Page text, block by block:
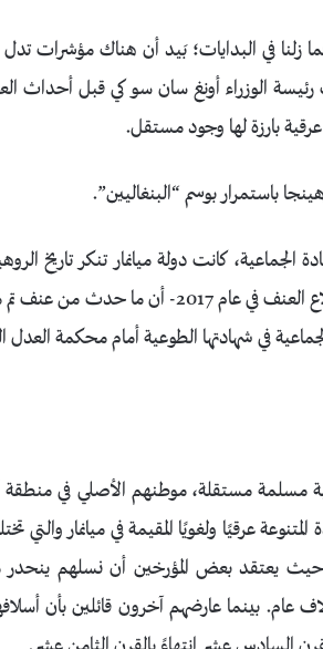
فما زلنا في البدايات؛ بَيد أن هناك
بارزة لها وجود مستقل.
باستمرار بوسم “البنغاليين”.
الجماعية، كانت دولة ميانمار تنكر تاريخ
كيي -بخصوص ما يتعلق باندلاع العنف في
في شهادتها الطوعية أمام محكمة العدل
مستقلة، موطنهم الأصلي في منطقة
عرقيًا ولغويًا المقيمة في ميانمار
حيث يعتقد بعض المؤرخين أن نسلهم ينحدر
عام. بينما عارضهم آخرون قائلين بأن